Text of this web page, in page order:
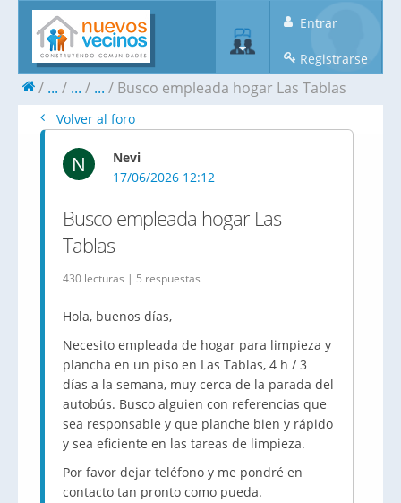
Entrar
Registrarse
... ... ... Busco empleada hogar Las Tablas
Volver al foro
N
Nevi
17/06/2026 12:12
Busco empleada hogar Las
Tablas
430 lecturas | 5 respuestas
Hola, buenos días,
Necesito empleada de hogar para limpieza y
plancha en un piso en Las Tablas, 4 h / 3
días a la semana, muy cerca de la parada del
autobús. Busco alguien con referencias que
sea responsable y que planche bien y rápido
y sea eficiente en las tareas de limpieza.
Por favor dejar teléfono y me pondré en
contacto tan pronto como pueda.